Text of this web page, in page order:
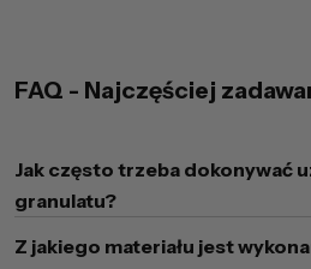
FAQ - Najczęściej
Jak często trzeba dokonywać
granulatu?
Z jakiego materiału jest